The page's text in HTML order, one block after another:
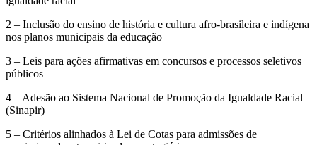
2 – Inclusão do ensino de história e cultura afro-brasileira e indígena
nos planos municipais da educação
3 – Leis para ações afirmativas em concursos e processos seletivos
públicos
4 – Adesão ao Sistema Nacional de Promoção da Igualdade Racial
(Sinapir)
5 – Critérios alinhados à Lei de Cotas para admissões de